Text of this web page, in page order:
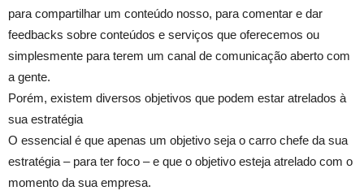
para compartilhar um conteúdo nosso, para comentar e dar
feedbacks sobre conteúdos e serviços que oferecemos ou
simplesmente para terem um canal de comunicação aberto com
a gente.
Porém, existem diversos objetivos que podem estar atrelados à
sua estratégia
O essencial é que apenas um objetivo seja o carro chefe da sua
estratégia – para ter foco – e que o objetivo esteja atrelado com o
momento da sua empresa.